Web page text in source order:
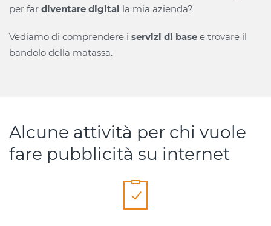
per far diventare digital la mia azienda?
Vediamo di comprendere i servizi di base e trovare il
bandolo della matassa.
Alcune attività per chi vuole
fare pubblicità su internet